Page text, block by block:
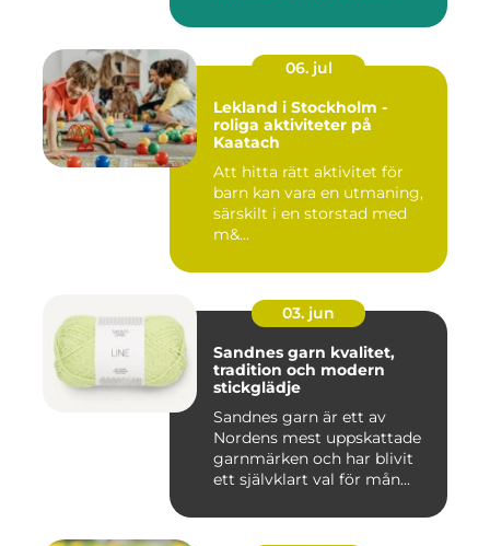
06. jul
Lekland i Stockholm -
roliga aktiviteter på
Kaatach
Att hitta rätt aktivitet för
barn kan vara en utmaning,
särskilt i en storstad med
m&...
03. jun
Sandnes garn kvalitet,
tradition och modern
stickglädje
Sandnes garn är ett av
Nordens mest uppskattade
garnmärken och har blivit
ett självklart val för mån...